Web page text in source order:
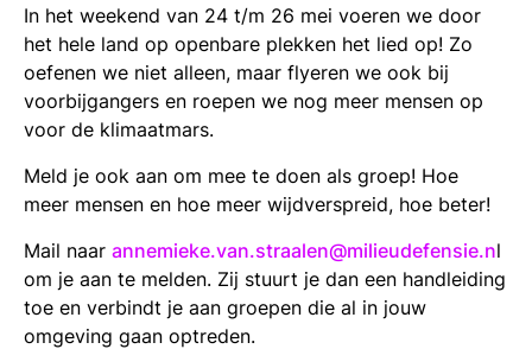
In het weekend van 24 t/m 26 mei voeren we door
het hele land op openbare plekken het lied op! Zo
oefenen we niet alleen, maar flyeren we ook bij
voorbijgangers en roepen we nog meer mensen op
voor de klimaatmars.
Meld je ook aan om mee te doen als groep! Hoe
meer mensen en hoe meer wijdverspreid, hoe beter!
Mail naar annemieke.van.straalen@milieudefensie.nl
om je aan te melden. Zij stuurt je dan een handleiding
toe en verbindt je aan groepen die al in jouw
omgeving gaan optreden.